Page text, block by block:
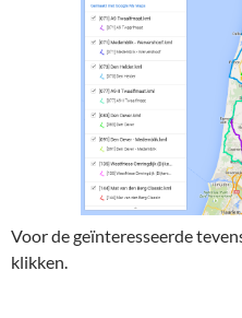
Voor de geïnteresseerde
klikken.